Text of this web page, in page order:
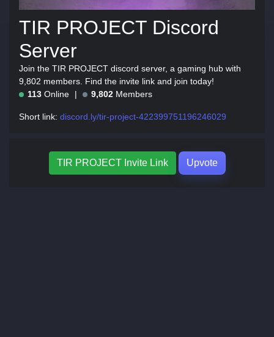
TIR PROJECT Discord
Server
Join the TIR PROJECT discord server, a gaming hub with
9,802 members. Find the invite link and join today!
113 Online 9,802 Members
Short link: discord.ly/tir-project-422399751196246029
TIR PROJECT Invite Link Upvote